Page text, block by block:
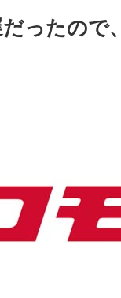
ったので